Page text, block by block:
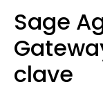
Sage
clave